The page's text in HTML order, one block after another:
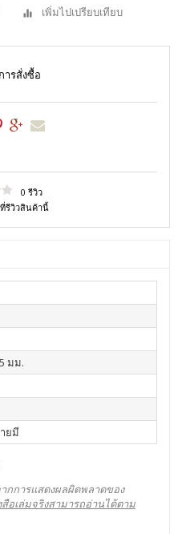
เพิ่มไปเปรียบเทียบ
ารสั่งซื้อ
0 รีวิว
รีวิวสินค้านี้
มม.
ยมี
กการแสดงผลผิดพลาดของ
สือเล่มจริงสามารถอ่านได้ตาม